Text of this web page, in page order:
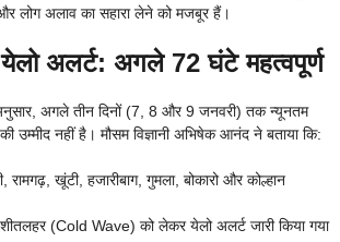
लोग अलाव का सहारा लेने को मजबूर हैं।
येलो अलर्ट: अगले 72 घंटे महत्वपूर्ण
अनुसार, अगले तीन दिनों (7, 8 और 9 जनवरी) तक न्यूनतम
उम्मीद नहीं है। मौसम विज्ञानी अभिषेक आनंद ने बताया कि:
रामगढ़, खूंटी, हजारीबाग, गुमला, बोकारो और कोल्हान
(Cold Wave) को लेकर येलो अलर्ट जारी किया गया